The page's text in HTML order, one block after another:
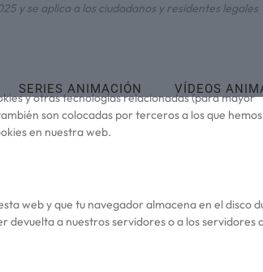
SERIES ANIMACIÓN VÍDEOS
y se aplica a los ciudadanos y residentes legales
y otras tecnologías relacionadas (para mayor
son colocadas por terceros a los que hemos
en nuestra web.
web y que tu navegador almacena en el disco
a nuestros servidores o a los servidores